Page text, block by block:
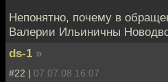
Непонятно, почему в
Валерии Ильиничны
ds-1 »
#22 | 07.07.08 16:07